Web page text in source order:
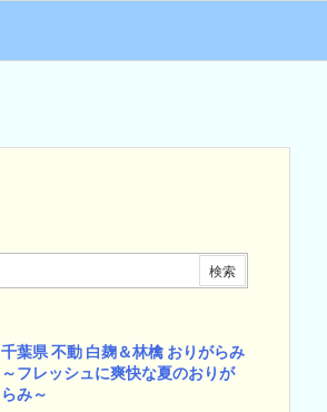
千葉県 不動 白麹＆林檎 おりがらみ
～フレッシュに爽快な夏のおりが
らみ～